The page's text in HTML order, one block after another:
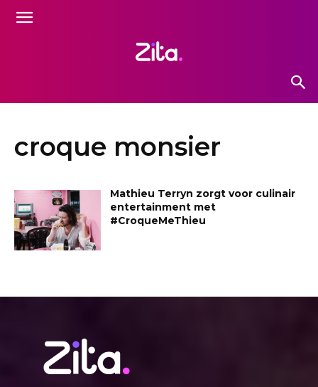
croque monsier
Mathieu Terryn zorgt voor culinair
entertainment met
#CroqueMeThieu